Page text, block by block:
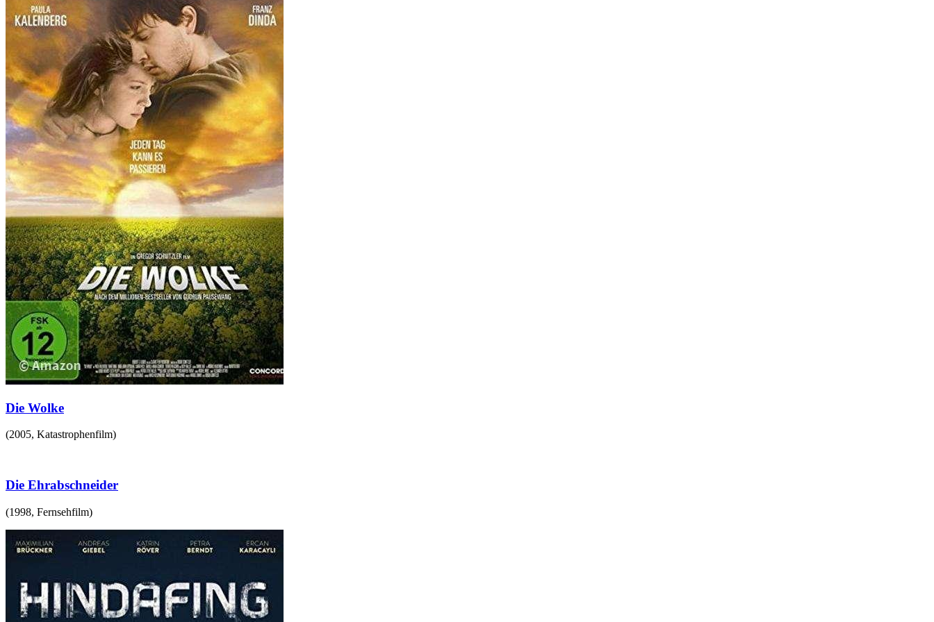
Die Wolke
(2005, Katastrophenfilm)
Die Ehrabschneider
(1998, Fernsehfilm)